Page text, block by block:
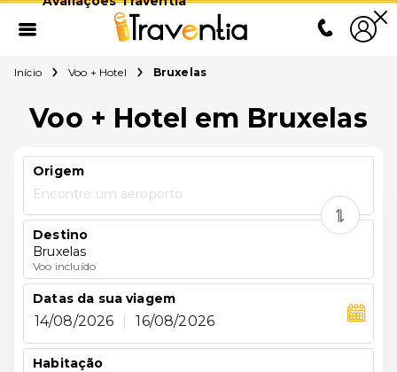
Início Voo + Hotel Bruxelas
Voo + Hotel em Bruxelas
Origem
Encontre um aeroporto
Destino
Bruxelas
Voo incluído
Datas da sua viagem
14/08/2026 16/08/2026
Habitação